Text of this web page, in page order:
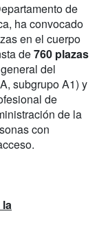
de
ha convocado
en el cuerpo
de760 plazas
del
subgrupo A1) y
de
de la
con